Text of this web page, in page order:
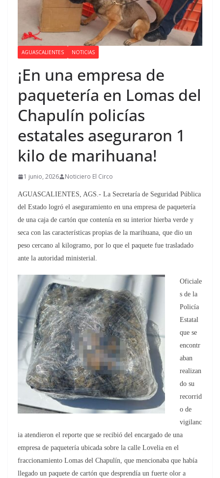
AGUASCALIENTES NOTICIAS
¡En una empresa de
paquetería en Lomas del
Chapulín policías
estatales aseguraron 1
kilo de marihuana!
1 junio, 2026 Noticiero El Circo
AGUASCALIENTES, AGS.- La Secretaría de Seguridad Pública
del Estado logró el aseguramiento en una empresa de paquetería
de una caja de cartón que contenía en su interior hierba verde y
seca con las características propias de la marihuana, que dio un
peso cercano al kilogramo, por lo que el paquete fue trasladado
ante la autoridad ministerial.
Oficiale
s de la
Policía
Estatal
que se
encontr
aban
realizan
do su
recorrid
o de
vigilanc
ia atendieron el reporte que se recibió del encargado de una
empresa de paquetería ubicada sobre la calle Lovelia en el
fraccionamiento Lomas del Chapulín, que mencionaba que había
llegado un paquete de cartón que desprendía un fuerte olor a